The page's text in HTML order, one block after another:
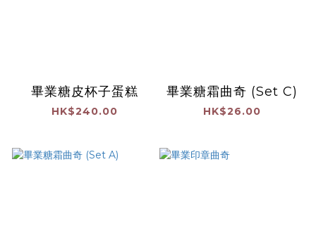
畢業糖皮杯子蛋糕
HK$240.00
畢業糖霜曲奇 (Set C)
HK$26.00